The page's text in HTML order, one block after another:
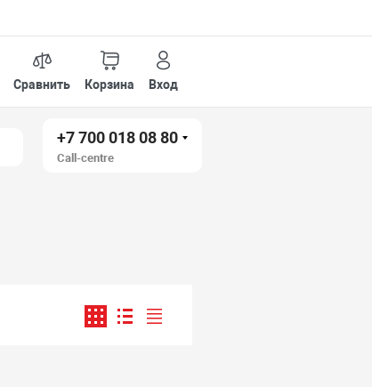
Сравнить Корзина Вход
+7 700 018 08 80
Call-centre